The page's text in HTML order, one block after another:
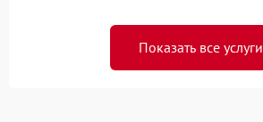
Показать все услуги